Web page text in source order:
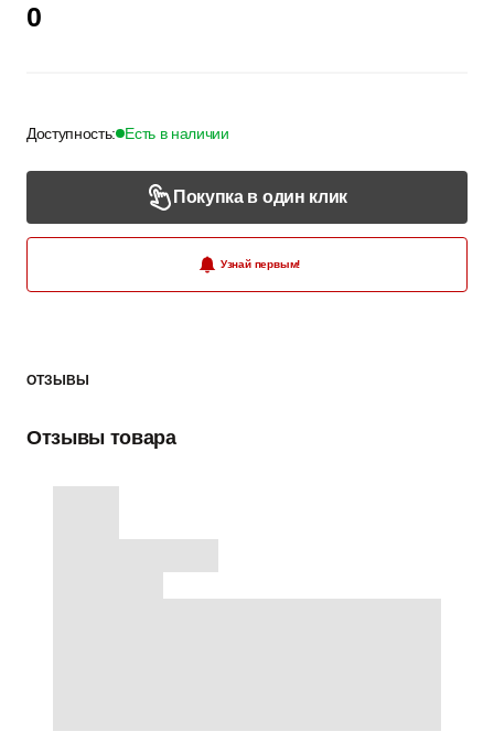
0
Доступность: Есть в наличии
Покупка в один клик
Узнай первым!
ОТЗЫВЫ
Отзывы товара